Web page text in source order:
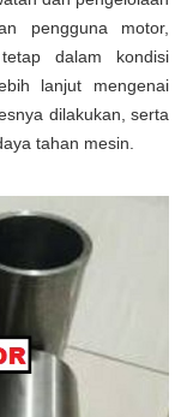
pengguna motor,
dalam kondisi
lanjut mengenai
dilakukan, serta
tahan mesin.